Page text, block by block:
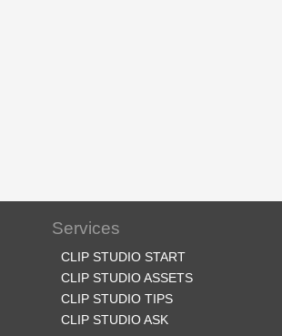
Services
CLIP STUDIO START
CLIP STUDIO ASSETS
CLIP STUDIO TIPS
CLIP STUDIO ASK